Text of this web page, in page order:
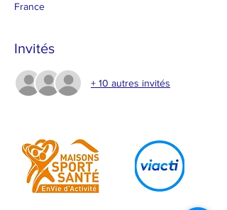
France
Invités
+ 10 autres invités